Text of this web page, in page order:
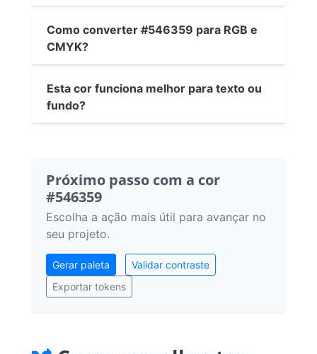
Como converter #546359 para RGB e
CMYK?
Esta cor funciona melhor para texto ou
fundo?
Próximo passo com a cor
#546359
Escolha a ação mais útil para avançar no
seu projeto.
Gerar paleta
Validar contraste
Exportar tokens